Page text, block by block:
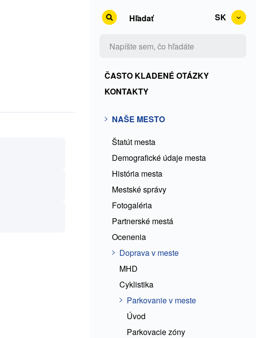
SK
Kontakty
+
Rss
+
ČKO
ČASTO KLADENÉ OTÁZKY
KONTAKTY
Doprava
meste
NAŠE MESTO
Štatút mesta
Demografické údaje mesta
História mesta
Mestské správy
Fotogaléria
Partnerské mestá
Ocenenia
Doprava v meste
MHD
Cyklistika
Parkovanie v meste
Úvod
Parkovacie zóny